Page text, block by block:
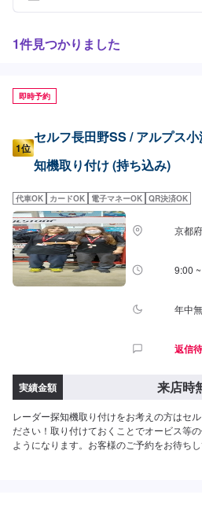
1件見つかりました
即時予約
1位
セルフ長田野SS / アルプス
知機取り付け (持ち込み)
代車OK カードOK 電子マネーOK QR決済OK
京都
9:00
年中
返信
実績金額 来店時
レーダー探知機取り付けをお考えの方はセ
ださい！取り付けておくことでオービス等
ようになります。お客様のご予約をお待ち